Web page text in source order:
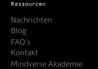
Ressourcen
Nachrichten
Blog
FAQ's
Kontakt
Mindverse Akademie